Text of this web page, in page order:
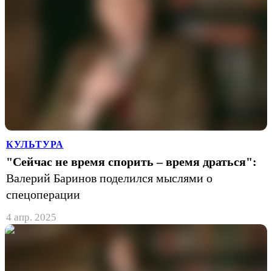
КУЛЬТУРА
"Сейчас не время спорить – время драться":
Валерий Баринов поделился мыслями о
спецоперации
4 апр. 2025